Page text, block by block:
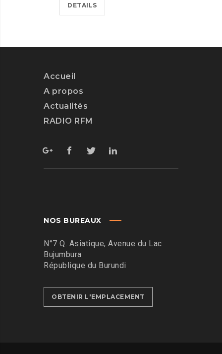
DETAILS
Accueil
A propos
Actualités
RADIO RFM
NOS BUREAUX
N°7 Q. Asiatique, Avenue du Lac
Bujumbura
République du Burundi
OBTENIR L'EMPLACEMENT